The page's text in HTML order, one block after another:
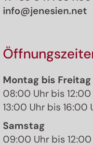
Die Tour
Details
Anreise
Aktuelle Infos
Ausrüstung
info@jenesien.net
Montag bis Freitag
08:00 Uhr bis 12:00
13:00 Uhr bis 16:00
Samstag
09:00 Uhr bis